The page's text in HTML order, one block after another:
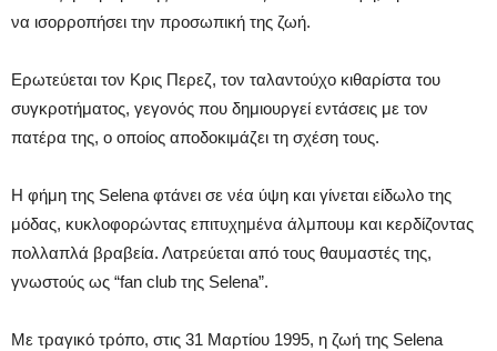
να ισορροπήσει την προσωπική της ζωή.
Ερωτεύεται τον Κρις Περεζ, τον ταλαντούχο κιθαρίστα του
συγκροτήματος, γεγονός που δημιουργεί εντάσεις με τον
πατέρα της, ο οποίος αποδοκιμάζει τη σχέση τους.
Η φήμη της Selena φτάνει σε νέα ύψη και γίνεται είδωλο της
μόδας, κυκλοφορώντας επιτυχημένα άλμπουμ και κερδίζοντας
πολλαπλά βραβεία. Λατρεύεται από τους θαυμαστές της,
γνωστούς ως “fan club της Selena”.
Με τραγικό τρόπο, στις 31 Μαρτίου 1995, η ζωή της Selena